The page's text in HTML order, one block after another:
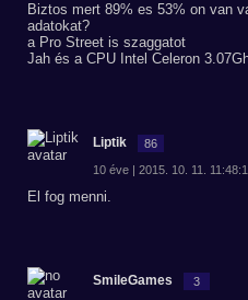
Biztos mert 89% es 53% on van
adatokat?
a Pro Street is szaggatot
Jah és a CPU Intel Celeron
Liptik 86
10 éve | 2015. 10. 11.
El fog menni.
SmileGames 3